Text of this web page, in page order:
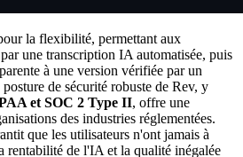
la flexibilité, permettant aux
une transcription IA automatisée, puis
à une version vérifiée par un
de sécurité robuste de Rev, y
et SOC 2 Type II, offre une
des industries réglementées.
que les utilisateurs n'ont jamais à
rentabilité de l'IA et la qualité inégalée